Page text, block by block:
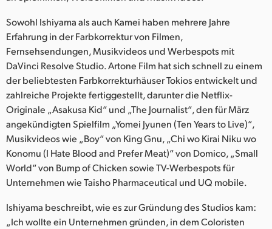
Netherlands
New Zealand
Norway
Poland
Portugal
Singapore
South Africa
Spain
Sweden
Sowohl Ishiyama als auch Kamei haben mehrere Jahre
Erfahrung in der Farbkorrektur von Filmen,
Fernsehsendungen, Musikvideos und Werbespots mit
DaVinci Resolve Studio. Artone Film hat sich schnell zu einem
der beliebtesten Farbkorrekturhäuser Tokios entwickelt und
zahlreiche Projekte fertiggestellt, darunter die Netflix-
Originale „Asakusa Kid“ und „The Journalist“, den für März
angekündigten Spielfilm „Yomei Jyunen (Ten Years to Live)“,
Musikvideos wie „Boy“ von King Gnu, „Chi wo Kirai Niku wo
Konomu (I Hate Blood and Prefer Meat)“ von Domico, „Small
World“ von Bump of Chicken sowie TV-Werbespots für
Unternehmen wie Taisho Pharmaceutical und UQ mobile.
Ishiyama beschreibt, wie es zur Gründung des Studios kam:
„Ich wollte ein Unternehmen gründen, in dem Coloristen